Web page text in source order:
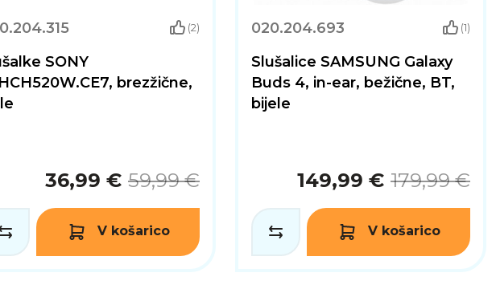
(2)
SONY
brezžične,
36,99 € 59,99 €
V košarico
020.204.693 (1)
Slušalice SAMSUNG Galaxy
Buds 4, in-ear, bežične, BT,
bijele
149,99 € 179,99 €
V košarico